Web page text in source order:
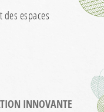
espaces
INNOVANTE